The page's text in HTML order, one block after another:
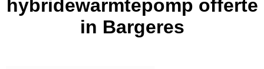
hybridewarmtepomp offerte
in Bargeres